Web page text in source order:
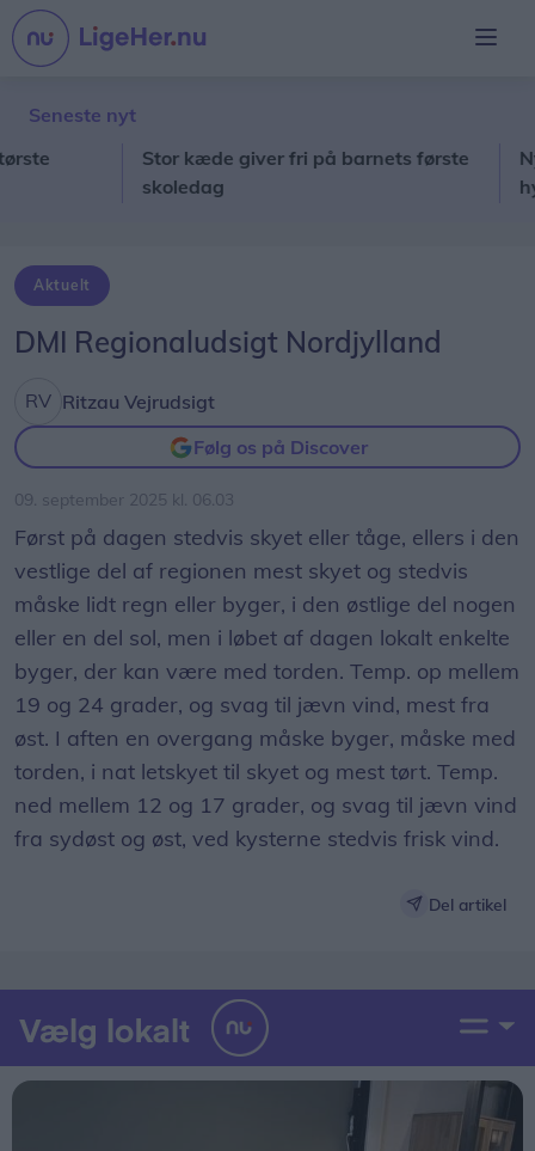
Seneste nyt
Stor kæde giver fri på barnets første
skoledag
Ny
Aktuelt
DMI Regionaludsigt Nordjylland
Ritzau Vejrudsigt
Følg os på Discover
09. september 2025 kl. 06.03
Først på dagen stedvis skyet eller tåge, ellers i den
vestlige del af regionen mest skyet og stedvis
måske lidt regn eller byger, i den østlige del nogen
eller en del sol, men i løbet af dagen lokalt enkelte
byger, der kan være med torden. Temp. op mellem
19 og 24 grader, og svag til jævn vind, mest fra
øst. I aften en overgang måske byger, måske med
torden, i nat letskyet til skyet og mest tørt. Temp.
ned mellem 12 og 17 grader, og svag til jævn vind
fra sydøst og øst, ved kysterne stedvis frisk vind.
Del artikel